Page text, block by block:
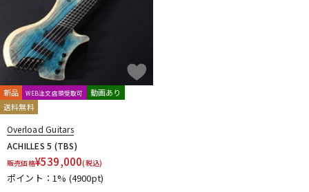
キーボード
管楽器
アンプ
DJ機器
新品 WEB注文店頭受取可
動画あり
送料無料
Overload Guitars
ACHILLES 5 (TBS)
販売価格¥539,000(税込)
ポイント：1% (4900pt)